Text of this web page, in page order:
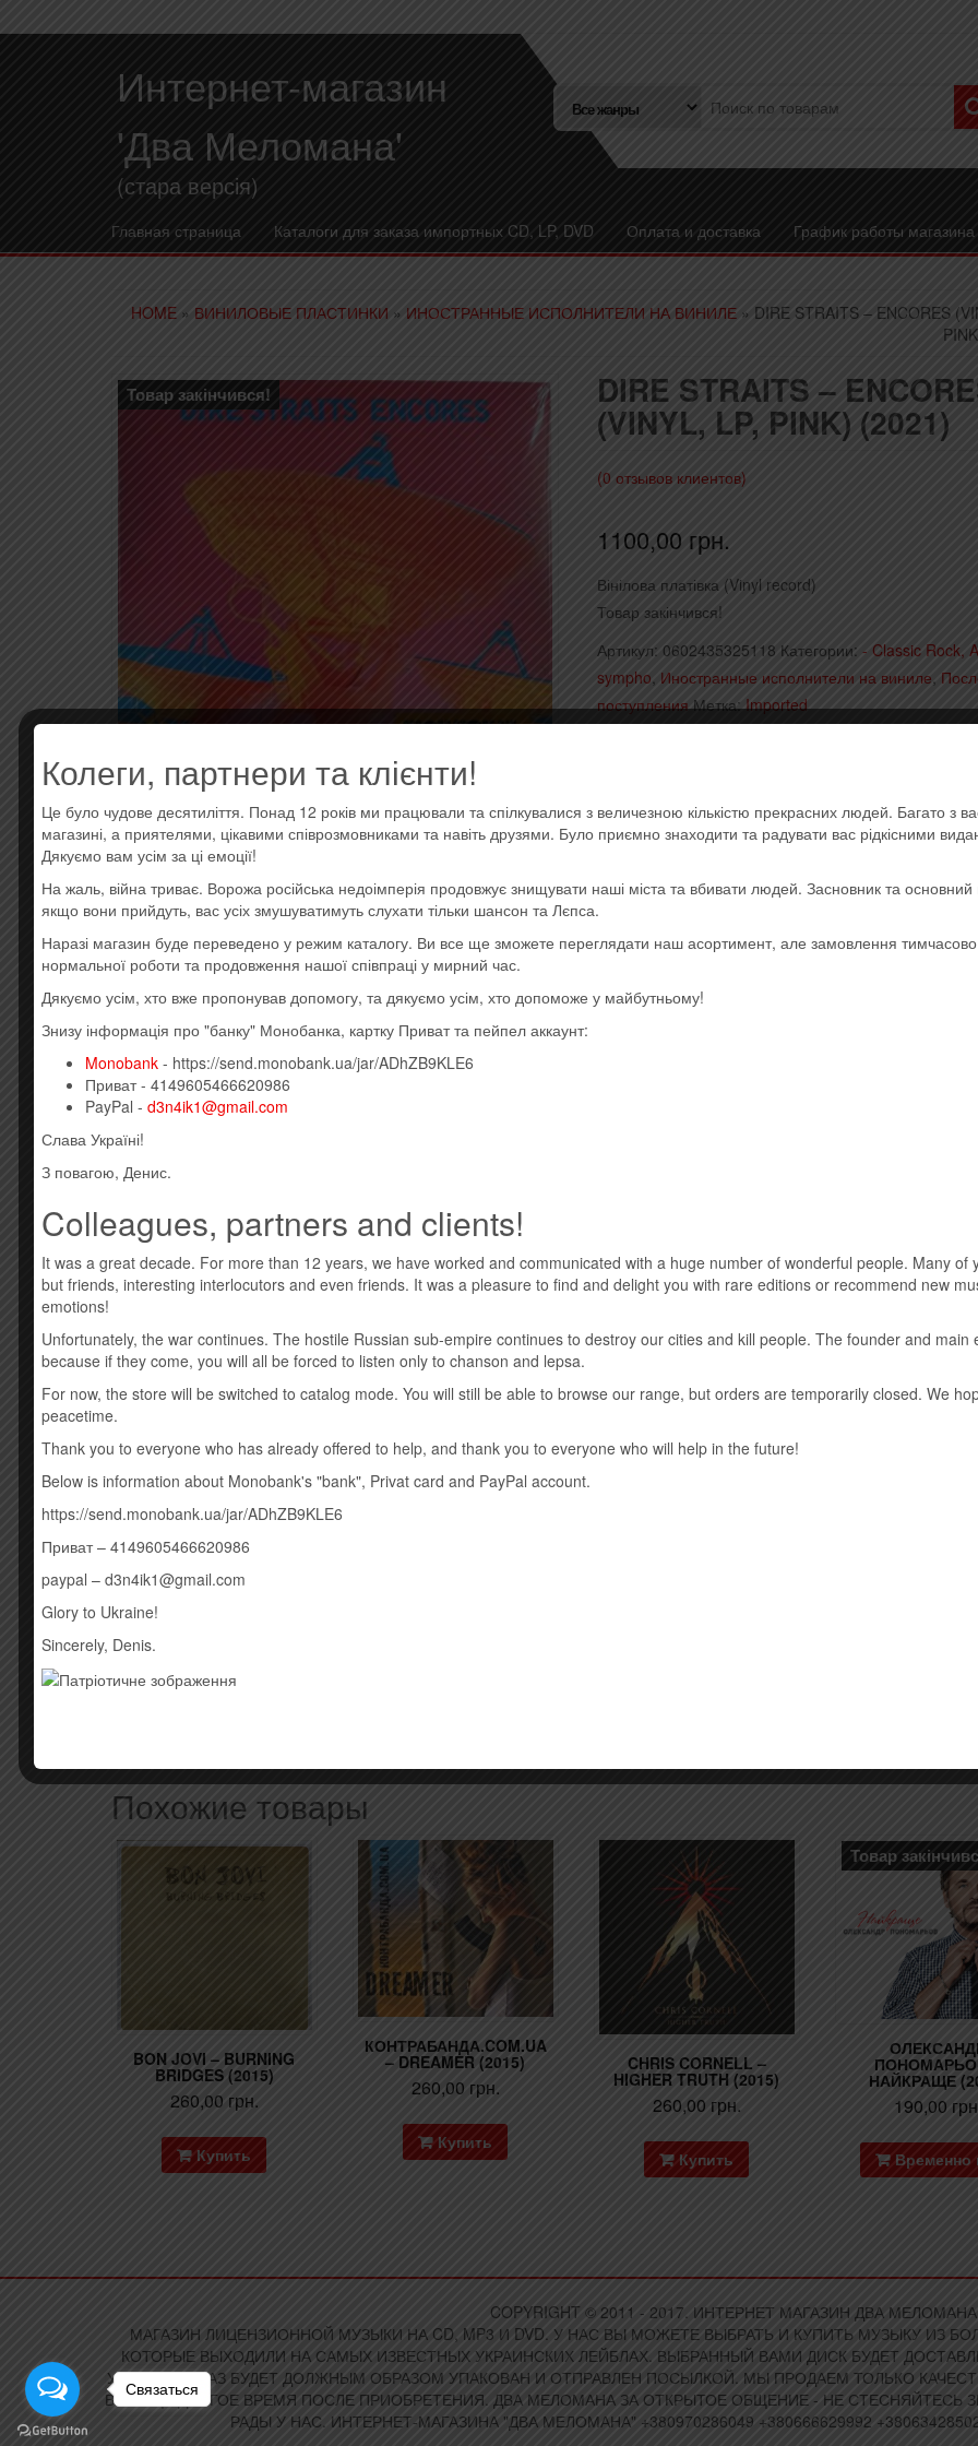
Интернет-магазин
'Два Меломана'
(стара версія)
Главная страница Каталоги для заказа импортных CD, LP, DVD Оплата и доставка График работы магазина
HOME » ВИНИЛОВЫЕ ПЛАСТИНКИ » ИНОСТРАННЫЕ ИСПОЛНИТЕЛИ НА ВИНИЛЕ » DIRE STRAITS – ENCORES
Товар закінчився! DIRE STRAITS –
(VINYL, LP, PINK) (2021)
(0 отзывов клиентов)
1100,00 грн.
Вінілова платівка (Vinyl record)
Товар закінчився!
Артикул: 0602435325118 Категории: - Classic Rock,
sympho, Иностранные исполнители на виниле
поступления Метка:Imported
Описание
Усі товари: Dire Straits
Новая виниловая пластинка, штрих код: 0602435325118
A1 Your Latest Trick
A2 The Bug
B1 Solid Rock
B2 Local Hero – Wild Theme
концертного альбому On the Night. Незважаючи на те, що це був EP, він потрапив у чарти синглів багатьох країн,
Францію, де дебютував під номером один.
Похожие товары
BON JOVI – BURNING
BRIDGES (2015)
260,00 грн.
Купить
КОНТРАБАНДА.COM.UA
– DREAMER (2015)
260,00 грн.
Купить
CHRIS CORNELL –
HIGHER TRUTH (2015)
260,00 грн.
Купить
Товар
НАЙКРАЩЕ
190,00
Временно
COPYRIGHT © 2011 - 2017. ИНТЕРНЕТ МАГАЗИН ДВА МЕЛОМАНА
МАГАЗИН ЛИЦЕНЗИОННОЙ МУЗЫКИ НА CD, MP3 И DVD. У НАС ВЫ МОЖЕТЕ ВЫБРАТЬ И КУПИТЬ МУЗЫКУ ИЗ
КОТОРЫЕ ВЫХОДИЛИ НА САМЫХ ИЗВЕСТНЫХ УКРАИНСКИХ ЛЕЙБЛАХ. ВЫБРАННЫЙ ВАМИ ДИСК БУДЕТ
УКРАИНЕ ЗАКАЗ БУДЕТ ДОЛЖНЫМ ОБРАЗОМ УПАКОВАН И ОТПРАВЛЕН ПОСЫЛКОЙ. МЫ ПРОДАЕМ ТОЛЬКО
ВАС ЕЩЕ ДОЛГОЕ ВРЕМЯ ПОСЛЕ ПРИОБРЕТЕНИЯ. ДВА МЕЛОМАНА ЗА ОТКРЫТОЕ ОБЩЕНИЕ - НЕ
РАДЫ У НАС. ИНТЕРНЕТ-МАГАЗИНА "ДВА МЕЛОМАНА" +380970286049 +380666629992 +380634285022
Связаться
Колеги, партнери та клієнти!
Це було чудове десятиліття. Понад 12 років ми працювали та спілкувалися з величезною кількістю прекрасних людей. Багато з
магазині, а приятелями, цікавими співрозмовниками та навіть друзями. Було приємно знаходити та радувати вас рідкісними
Дякуємо вам усім за ці емоції!
На жаль, війна триває. Ворожа російська недоімперія продовжує знищувати наші міста та вбивати людей. Засновник та
якщо вони прийдуть, вас усіх змушуватимуть слухати тільки шансон та Лєпса.
Наразі магазин буде переведено у режим каталогу. Ви все ще зможете переглядати наш асортимент, але замовлення
нормальної роботи та продовження нашої співпраці у мирний час.
Дякуємо усім, хто вже пропонував допомогу, та дякуємо усім, хто допоможе у майбутньому!
Знизу інформація про "банку" Монобанка, картку Приват та пейпел аккаунт:
Monobank - https://send.monobank.ua/jar/ADhZB9KLE6
Приват - 4149605466620986
PayPal - d3n4ik1@gmail.com
Слава Україні!
З повагою, Денис.
Colleagues, partners and clients!
It was a great decade. For more than 12 years, we have worked and communicated with a huge number of wonderful people. Many
but friends, interesting interlocutors and even friends. It was a pleasure to find and delight you with rare editions or recommend new
emotions!
Unfortunately, the war continues. The hostile Russian sub-empire continues to destroy our cities and kill people. The founder and
because if they come, you will all be forced to listen only to chanson and lepsa.
For now, the store will be switched to catalog mode. You will still be able to browse our range, but orders are temporarily closed. We
peacetime.
Thank you to everyone who has already offered to help, and thank you to everyone who will help in the future!
Below is information about Monobank's "bank", Privat card and PayPal account.
https://send.monobank.ua/jar/ADhZB9KLE6
Приват – 4149605466620986
paypal – d3n4ik1@gmail.com
Glory to Ukraine!
Sincerely, Denis.